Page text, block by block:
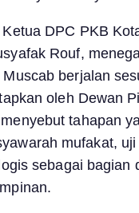
DPC PKB
Rouf,
berjalan
oleh Dewan
tahapan
mufakat,
sebagai bagian